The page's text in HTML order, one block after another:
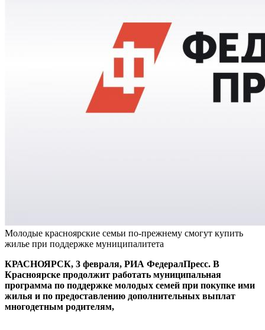
Молодые красноярские семьи по-прежнему смогут купить
жилье при поддержке муниципалитета
КРАСНОЯРСК, 3 февраля, РИА ФедералПресс. В
Красноярске продолжит работать муниципальная
программа по поддержке молодых семей при покупке ими
жилья и по предоставлению дополнительных выплат
многодетным родителям,